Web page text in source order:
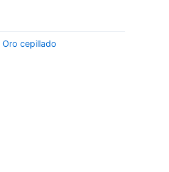
Oro cepillado